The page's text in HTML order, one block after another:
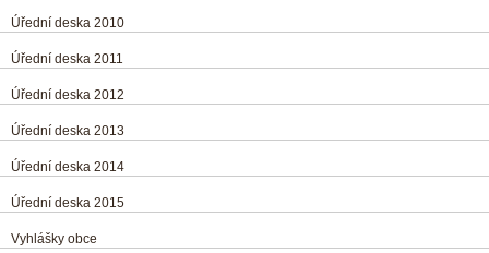
Úřední deska 2010
Úřední deska 2011
Úřední deska 2012
Úřední deska 2013
Úřední deska 2014
Úřední deska 2015
Vyhlášky obce